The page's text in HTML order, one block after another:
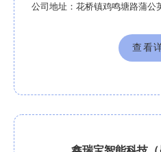
公司地址： 花桥镇鸡鸣塘路蒲公
查看